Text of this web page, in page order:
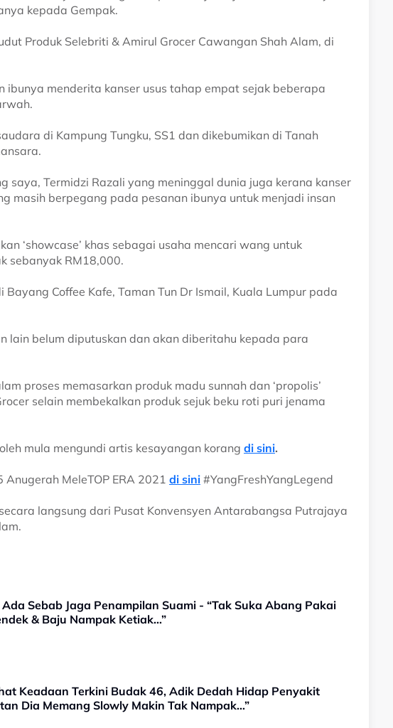
kepada Gempak.
Produk Selebriti & Amirul Grocer Cawangan Shah Alam, di
ibunya menderita kanser usus tahap empat sejak beberapa
di Kampung Tungku, SS1 dan dikebumikan di Tanah
saya, Termidzi Razali yang meninggal dunia juga kerana kanser
masih berpegang pada pesanan ibunya untuk menjadi insan
‘showcase’ khas sebagai usaha mencari wang untuk
sebanyak RM18,000.
Coffee Kafe, Taman Tun Dr Ismail, Kuala Lumpur pada
lain belum diputuskan dan akan diberitahu kepada para
proses memasarkan produk madu sunnah dan ‘propolis’
selain membekalkan produk sejuk beku roti puri jenama
mula mengundi artis kesayangan korang di sini.
MeleTOP ERA 2021 di sini #YangFreshYangLegend
langsung dari Pusat Konvensyen Antarabangsa Putrajaya
Sebab Jaga Penampilan Suami - “Tak Suka Abang Pakai
& Baju Nampak Ketiak…”
Keadaan Terkini Budak 46, Adik Dedah Hidap Penyakit
Dia Memang Slowly Makin Tak Nampak…”